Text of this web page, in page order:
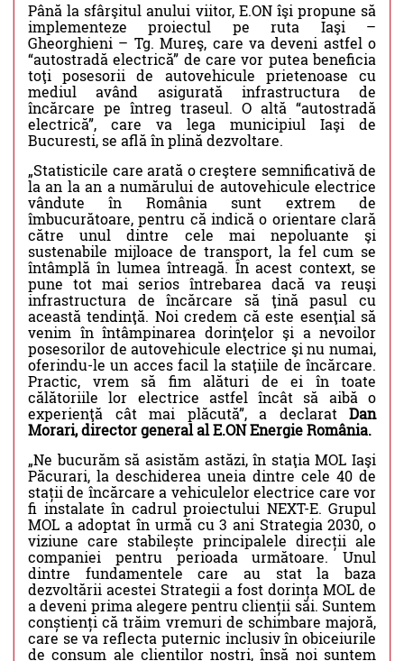
Până la sfârşitul anului viitor, E.ON îşi propune să
implementeze proiectul pe ruta Iaşi –
Gheorghieni – Tg. Mureş, care va deveni astfel o
“autostradă electrică” de care vor putea beneficia
toţi posesorii de autovehicule prietenoase cu
mediul având asigurată infrastructura de
încărcare pe întreg traseul. O altă “autostradă
electrică”, care va lega municipiul Iaşi de
Bucuresti, se află în plină dezvoltare.
„Statisticile care arată o creştere semnificativă de
la an la an a numărului de autovehicule electrice
vândute în România sunt extrem de
îmbucurătoare, pentru că indică o orientare clară
către unul dintre cele mai nepoluante şi
sustenabile mijloace de transport, la fel cum se
întâmplă în lumea întreagă. În acest context, se
pune tot mai serios întrebarea dacă va reuşi
infrastructura de încărcare să ţină pasul cu
această tendinţă. Noi credem că este esenţial să
venim în întâmpinarea dorinţelor şi a nevoilor
posesorilor de autovehicule electrice şi nu numai,
oferindu-le un acces facil la staţiile de încărcare.
Practic, vrem să fim alături de ei în toate
călătoriile lor electrice astfel încât să aibă o
experienţă cât mai plăcută”, a declarat Dan
Morari, director general al E.ON Energie România.
„Ne bucurăm să asistăm astăzi, în staţia MOL Iaşi
Păcurari, la deschiderea uneia dintre cele 40 de
stații de încărcare a vehiculelor electrice care vor
fi instalate în cadrul proiectului NEXT-E. Grupul
MOL a adoptat în urmă cu 3 ani Strategia 2030, o
viziune care stabilește principalele direcții ale
companiei pentru perioada următoare. Unul
dintre fundamentele care au stat la baza
dezvoltării acestei Strategii a fost dorința MOL de
a deveni prima alegere pentru clienții săi. Suntem
conștienți că trăim vremuri de schimbare majoră,
care se va reflecta puternic inclusiv în obiceiurile
de consum ale clienților noștri, însă noi suntem